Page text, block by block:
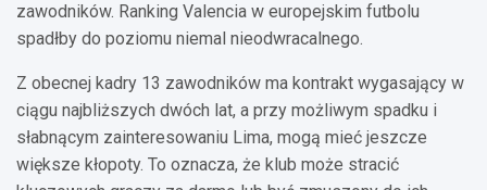
zawodników. Ranking Valencia w europejskim futbolu
spadłby do poziomu niemal nieodwracalnego.
Z obecnej kadry 13 zawodników ma kontrakt wygasający w
ciągu najbliższych dwóch lat, a przy możliwym spadku i
słabnącym zainteresowaniu Lima, mogą mieć jeszcze
większe kłopoty. To oznacza, że klub może stracić